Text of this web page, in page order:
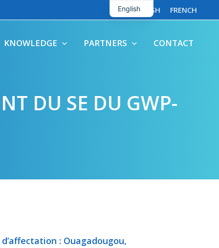
ENGLISH FRENCH
KNOWLEDGE PARTNERS CONTACT
DU SE DU GWP-
: Ouagadougou,
English